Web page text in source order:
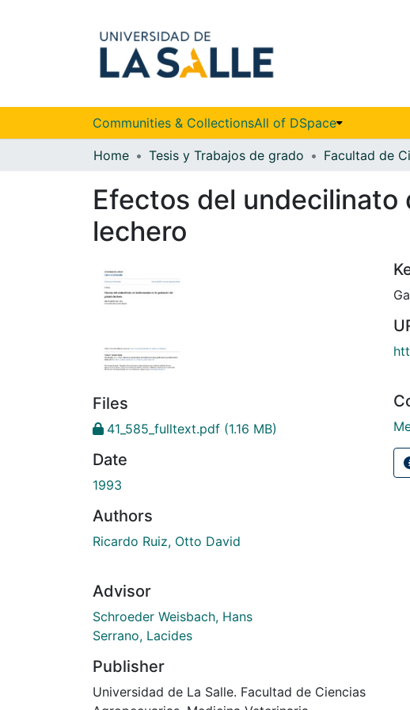
Communities & CollectionsAll of DSpace
Home Tesis y Trabajos de grado
Efectos del undecilinato
lechero
Files
41_585_fulltext.pdf (1.16 MB)
Date
1993
Authors
Ricardo Ruiz, Otto David
Advisor
Schroeder Weisbach, Hans
Serrano, Lacides
Publisher
Universidad de La Salle. Facultad de Ciencias